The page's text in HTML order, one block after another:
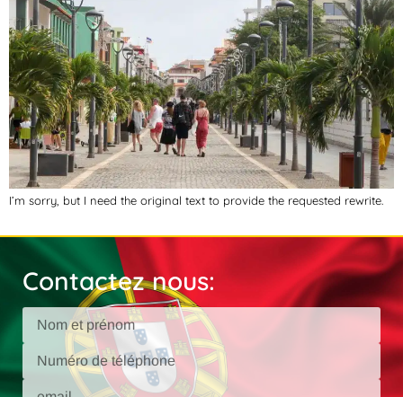
I’m sorry, but I need the original text to provide the requested rewrite.
Contactez nous: